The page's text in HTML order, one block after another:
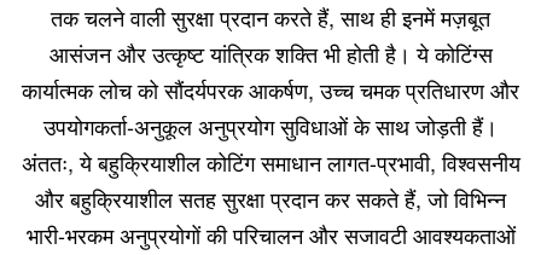
तक चलने वाली सुरक्षा प्रदान करते हैं, साथ ही इनमें मज़बूत
आसंजन और उत्कृष्ट यांत्रिक शक्ति भी होती है। ये कोटिंग्स
कार्यात्मक लोच को सौंदर्यपरक आकर्षण, उच्च चमक प्रतिधारण और
उपयोगकर्ता-अनुकूल अनुप्रयोग सुविधाओं के साथ जोड़ती हैं।
अंततः, ये बहुक्रियाशील कोटिंग समाधान लागत-प्रभावी, विश्वसनीय
और बहुक्रियाशील सतह सुरक्षा प्रदान कर सकते हैं, जो विभिन्न
भारी-भरकम अनुप्रयोगों की परिचालन और सजावटी आवश्यकताओं